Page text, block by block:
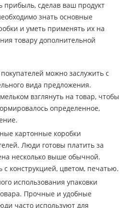
прибыль, сделав ваш продукт
знать основные
и уметь применять их на
товару дополнительной
можно заслужить с
вида предложения.
взглянуть на товар, чтобы
определенное,
картонные коробки
Люди готовы платить за
несколько выше обычной.
с конструкцией, цветом, печатью.
использования упаковки
Прочные и удобные
часто используют для